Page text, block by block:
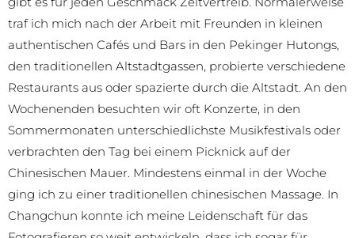
gibt es für jeden Geschmack Zeitvertreib. Normalerweise
traf ich mich nach der Arbeit mit Freunden in kleinen
authentischen Cafés und Bars in den Pekinger Hutongs,
den traditionellen Altstadtgassen, probierte verschiedene
Restaurants aus oder spazierte durch die Altstadt. An den
Wochenenden besuchten wir oft Konzerte, in den
Sommermonaten unterschiedlichste Musikfestivals oder
verbrachten den Tag bei einem Picknick auf der
Chinesischen Mauer. Mindestens einmal in der Woche
ging ich zu einer traditionellen chinesischen Massage. In
Changchun konnte ich meine Leidenschaft für das